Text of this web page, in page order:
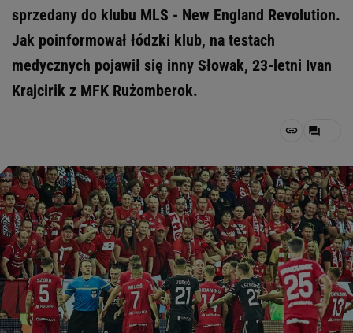
sprzedany do klubu MLS - New England Revolution.
Jak poinformował łódzki klub, na testach
medycznych pojawił się inny Słowak, 23-letni Ivan
Krajcirik z MFK Rużomberok.